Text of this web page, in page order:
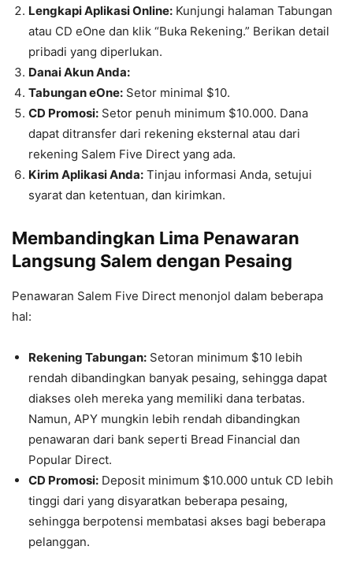
Lengkapi Aplikasi Online: Kunjungi halaman Tabungan
atau CD eOne dan klik “Buka Rekening.” Berikan detail
pribadi yang diperlukan.
Danai Akun Anda:
Tabungan eOne: Setor minimal $10.
CD Promosi: Setor penuh minimum $10.000. Dana
dapat ditransfer dari rekening eksternal atau dari
rekening Salem Five Direct yang ada.
Kirim Aplikasi Anda: Tinjau informasi Anda, setujui
syarat dan ketentuan, dan kirimkan.
Membandingkan Lima Penawaran
Langsung Salem dengan Pesaing
Penawaran Salem Five Direct menonjol dalam beberapa
hal:
Rekening Tabungan: Setoran minimum $10 lebih
rendah dibandingkan banyak pesaing, sehingga dapat
diakses oleh mereka yang memiliki dana terbatas.
Namun, APY mungkin lebih rendah dibandingkan
penawaran dari bank seperti Bread Financial dan
Popular Direct.
CD Promosi: Deposit minimum $10.000 untuk CD lebih
tinggi dari yang disyaratkan beberapa pesaing,
sehingga berpotensi membatasi akses bagi beberapa
pelanggan.